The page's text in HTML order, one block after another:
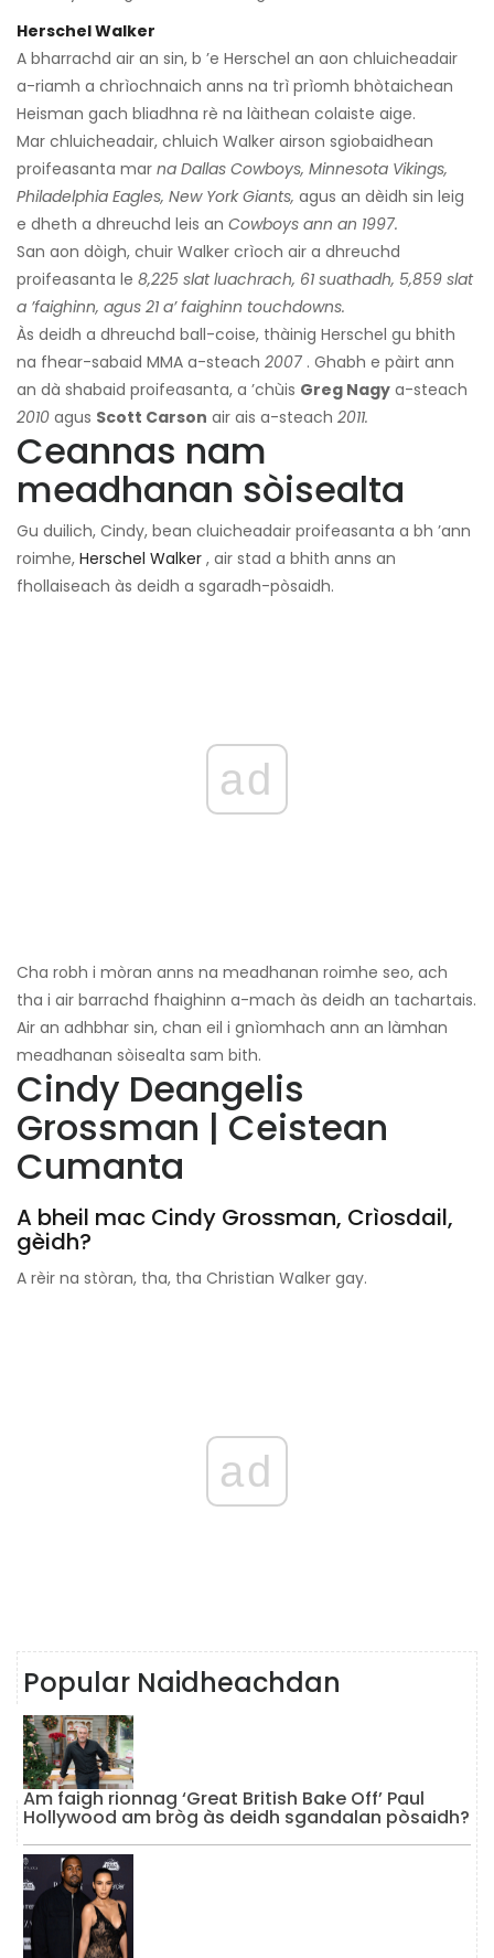
Herschel Walker
A bharrachd air an sin, b ’e Herschel an aon chluicheadair
a-riamh a chrìochnaich anns na trì prìomh bhòtaichean
Heisman gach bliadhna rè na làithean colaiste aige.
Mar chluicheadair, chluich Walker airson sgiobaidhean
proifeasanta mar na Dallas Cowboys, Minnesota Vikings,
Philadelphia Eagles, New York Giants, agus an dèidh sin leig
e dheth a dhreuchd leis an Cowboys ann an 1997.
San aon dòigh, chuir Walker crìoch air a dhreuchd
proifeasanta le 8,225 slat luachrach, 61 suathadh, 5,859 slat
a ’faighinn, agus 21 a’ faighinn touchdowns.
Às deidh a dhreuchd ball-coise, thàinig Herschel gu bhith
na fhear-sabaid MMA a-steach 2007 . Ghabh e pàirt ann
an dà shabaid proifeasanta, a ’chùis Greg Nagy a-steach
2010 agus Scott Carson air ais a-steach 2011.
Ceannas nam
meadhanan sòisealta
Gu duilich, Cindy, bean cluicheadair proifeasanta a bh ’ann
roimhe, Herschel Walker , air stad a bhith anns an
fhollaiseach às deidh a sgaradh-pòsaidh.
ad
Cha robh i mòran anns na meadhanan roimhe seo, ach
tha i air barrachd fhaighinn a-mach às deidh an tachartais.
Air an adhbhar sin, chan eil i gnìomhach ann an làmhan
meadhanan sòisealta sam bith.
Cindy Deangelis
Grossman | Ceistean
Cumanta
A bheil mac Cindy Grossman, Crìosdail,
gèidh?
A rèir na stòran, tha, tha Christian Walker gay.
ad
Popular Naidheachdan
Am faigh rionnag ‘Great British Bake Off’ Paul
Hollywood am bròg às deidh sgandalan pòsaidh?